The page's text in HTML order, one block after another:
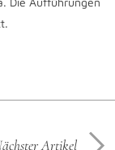
Artikel